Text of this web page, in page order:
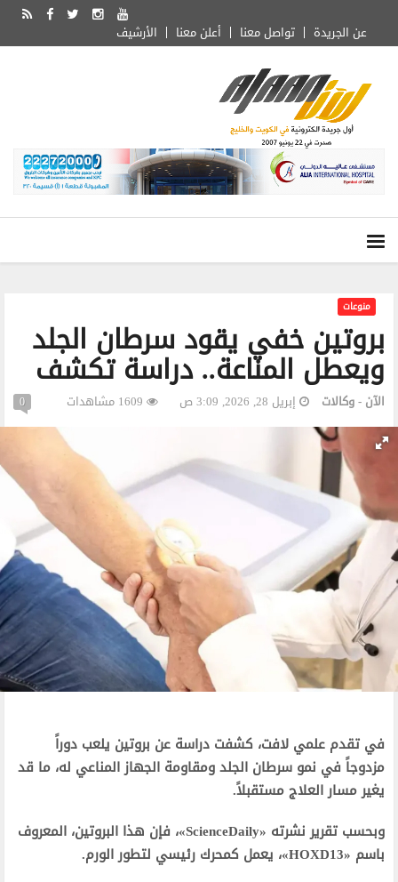
الأرشيف أعلن معنا تواصل معنا عن الجريدة
بروتين خفي يقود سرطان الجلد
ويعطل المناعة.. دراسة تكشف
منوعات
الآن - وكالات إبريل 28, 2026, 3:09 ص 0
في تقدم علمي لافت، كشفت دراسة عن بروتين يلعب دوراً
مزدوجاً في نمو سرطان الجلد ومقاومة الجهاز المناعي له، ما قد
يغير مسار العلاج مستقبلاً.
وبحسب تقرير نشرته «ScienceDaily»، فإن هذا البروتين، المعروف
باسم «HOXD13»، يعمل كمحرك رئيسي لتطور الورم.